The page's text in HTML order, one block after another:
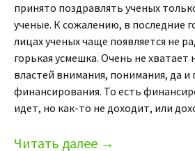
принято поздравлять ученых
ученые. К сожалению, в последние
лицах ученых чаще появляется не
горькая усмешка. Очень не
властей внимания, понимания, да и
финансирования. То есть
идет, но как-то не доходит, или
Читать далее →